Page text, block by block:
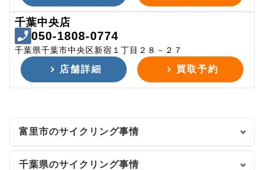
千葉中央店
050-1808-0774
千葉県千葉市中央区新宿１丁目２８－２７
店舗詳細 買取予約
富里市のサイクリング事情
千葉県のサイクリング事情